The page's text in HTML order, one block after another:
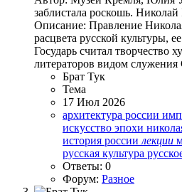
заблистала роскошь.
Описание: Правление
расцвета русской культуры,
Государь считал творчество
литераторов видом служения
Брат Тук
Тема
17 Июл 2026
архитектура россии
искусство эпохи
история россии лекции
русская культура
Ответы: 0
Форум: Разное